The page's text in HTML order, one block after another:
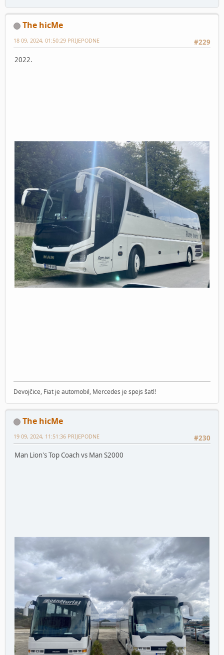
The hicMe
#229
18 09, 2024, 01:50:29 PRIJEPODNE
2022.
Devojčice, Fiat je automobil, Mercedes je spejs šatl!
The hicMe
#230
19 09, 2024, 11:51:36 PRIJEPODNE
Man Lion's Top Coach vs Man S2000